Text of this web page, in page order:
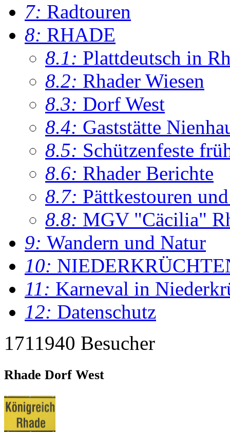
7: Radtouren
8: RHADE
8.1: Plattdeutsch in
8.2: Rhader Wiesen
8.3: Dorf West
8.4: Gaststätte
8.5: Schützenfeste
8.6: Rhader Berichte
8.7: Pättkestouren
8.8: MGV "Cäcilia"
9: Wandern und Natur
10:
11: Karneval in
12: Datenschutz
1711940 Besucher
Rhade Dorf West